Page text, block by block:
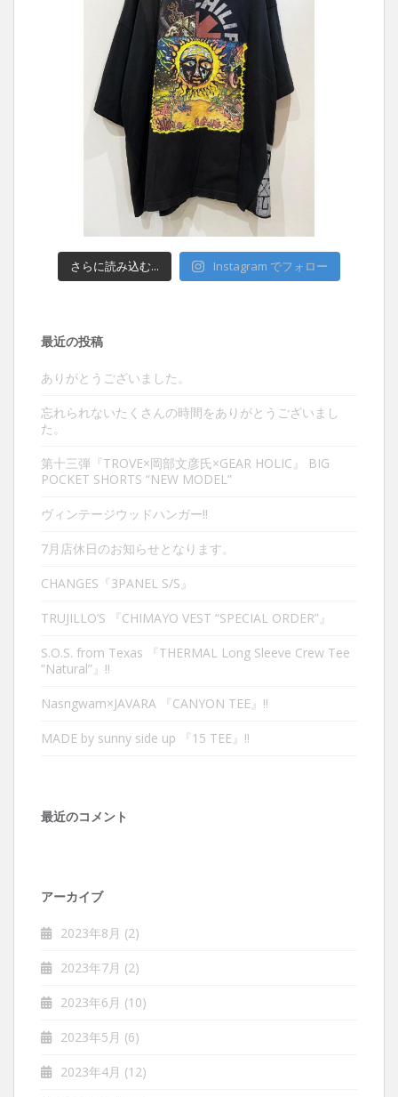
さらに読み込む... Instagram でフォロー
最近の投稿
ありがとうございました。
忘れられないたくさんの時間をありがとうございまし
た。
第十三弾『TROVE×岡部文彦氏×GEAR HOLIC』 BIG
POCKET SHORTS “NEW MODEL”
ヴィンテージウッドハンガー‼︎
7月店休日のお知らせとなります。
CHANGES『3PANEL S/S』
TRUJILLO’S 『CHIMAYO VEST “SPECIAL ORDER”』
S.O.S. from Texas 『THERMAL Long Sleeve Crew Tee
“Natural”』‼︎
Nasngwam×JAVARA 『CANYON TEE』‼︎
MADE by sunny side up 『15 TEE』‼︎
最近のコメント
アーカイブ
2023年8月 (2)
2023年7月 (2)
2023年6月 (10)
2023年5月 (6)
2023年4月 (12)